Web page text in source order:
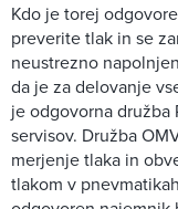
Kdo je torej
preverite tlak in se
neustrezno
da je za delovanje
je odgovorna
servisov. Družba
merjenje tlaka in
tlakom v